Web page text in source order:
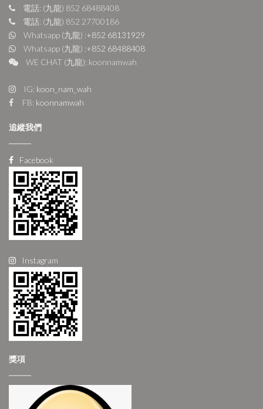
電話: (九龍) 852 68488408
電話: (九龍) 852 27700186
Whatsapp (九龍) :+852 68131929
Whatsapp (九龍) :+852 68488408
WE CHAT (九龍): koonnamwah
IG: koon_nam_wah
FB: koonnamwah
追縱我們
Facebook
Instagram
獎項